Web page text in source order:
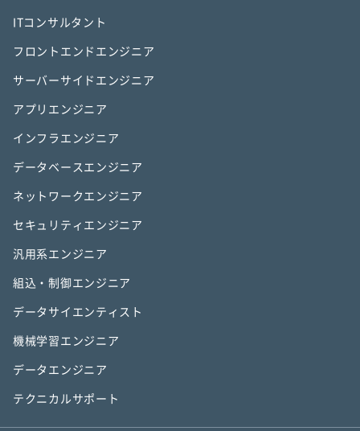
ITコンサルタント
フロントエンドエンジニア
サーバーサイドエンジニア
アプリエンジニア
インフラエンジニア
データベースエンジニア
ネットワークエンジニア
セキュリティエンジニア
汎用系エンジニア
組込・制御エンジニア
データサイエンティスト
機械学習エンジニア
データエンジニア
テクニカルサポート